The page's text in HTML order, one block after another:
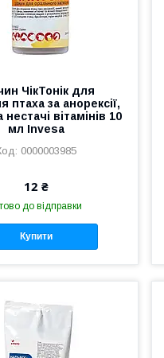
ЧікТонік для
птаха за анорексії,
нестачі вітамінів 10
мл Invesa
0000003985
12 ₴
до відправки
Купити